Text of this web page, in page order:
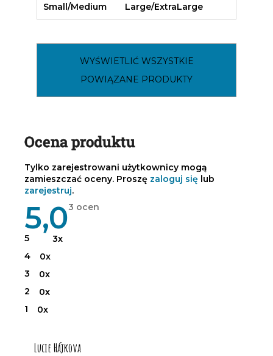
Small/Medium Large/ExtraLarge
WYŚWIETLIĆ WSZYSTKIE
POWIĄZANE PRODUKTY
Ocena produktu
Tylko zarejestrowani użytkownicy mogą
zamieszczać oceny. Proszę zaloguj się lub
zarejestruj.
5,0Średnia
3 ocen
5
3x
4
0x
3
0x
2
0x
1
0x
Lucie Hájkova